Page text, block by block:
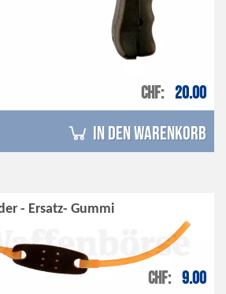
CHF 20.00
in den Warenkorb
- Ersatz- Gummi
CHF 9.00